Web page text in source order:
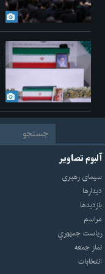
آلبوم تصاویر
سيماى رهبرى
ديدارها
بازديدها
مراسم
رياست جمهوري
نماز جمعه
انتخابات